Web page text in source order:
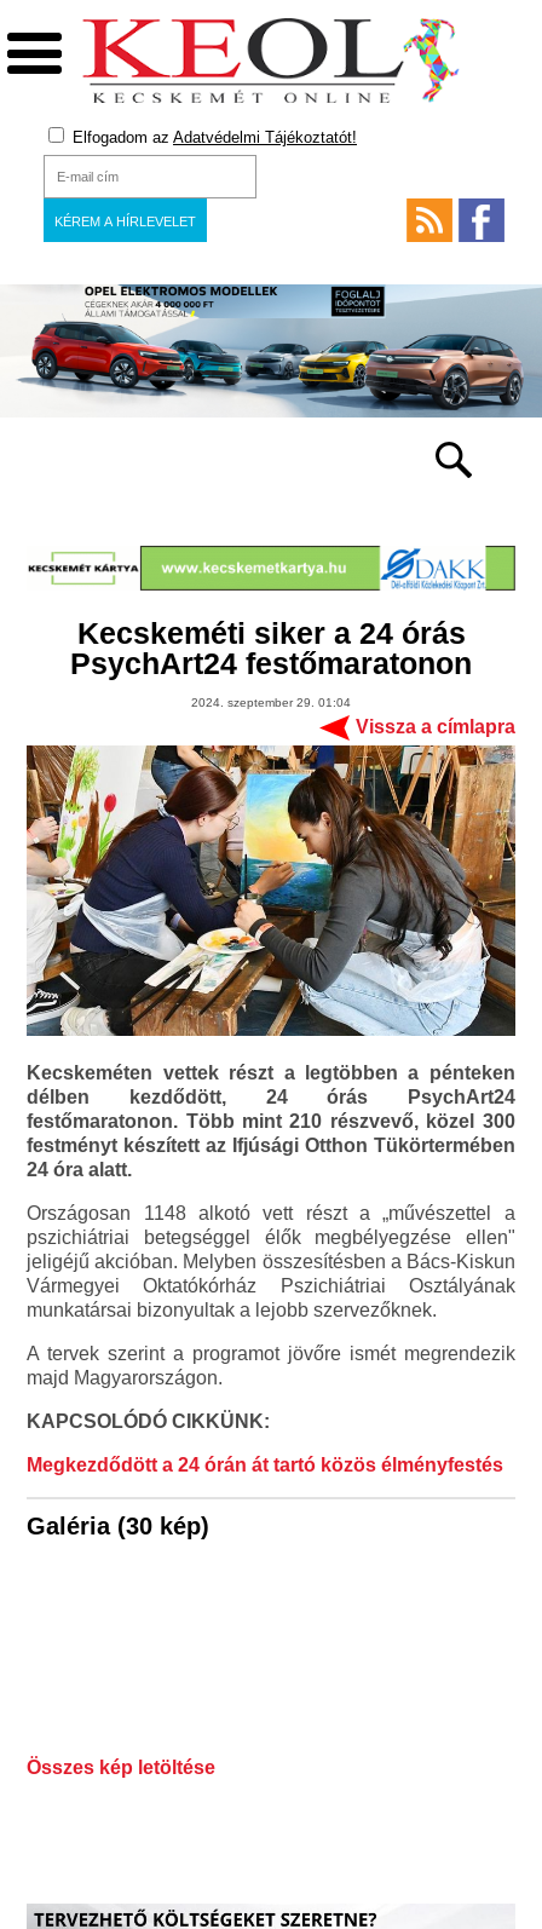
Elfogadom az Adatvédelmi Tájékoztatót!
Kecskeméti siker a 24 órás
PsychArt24 festőmaratonon
2024. szeptember 29. 01:04
Vissza a címlapra
Kecskeméten vettek részt a legtöbben a pénteken
délben kezdődött, 24 órás PsychArt24
festőmaratonon. Több mint 210 részvevő, közel 300
festményt készített az Ifjúsági Otthon Tükörtermében
24 óra alatt.
Országosan 1148 alkotó vett részt a „művészettel a
pszichiátriai betegséggel élők megbélyegzése ellen"
jeligéjű akcióban. Melyben összesítésben a Bács-Kiskun
Vármegyei Oktatókórház Pszichiátriai Osztályának
munkatársai bizonyultak a lejobb szervezőknek.
A tervek szerint a programot jövőre ismét megrendezik
majd Magyarországon.
KAPCSOLÓDÓ CIKKÜNK:
Megkezdődött a 24 órán át tartó közös élményfestés
Galéria (30 kép)
Összes kép letöltése